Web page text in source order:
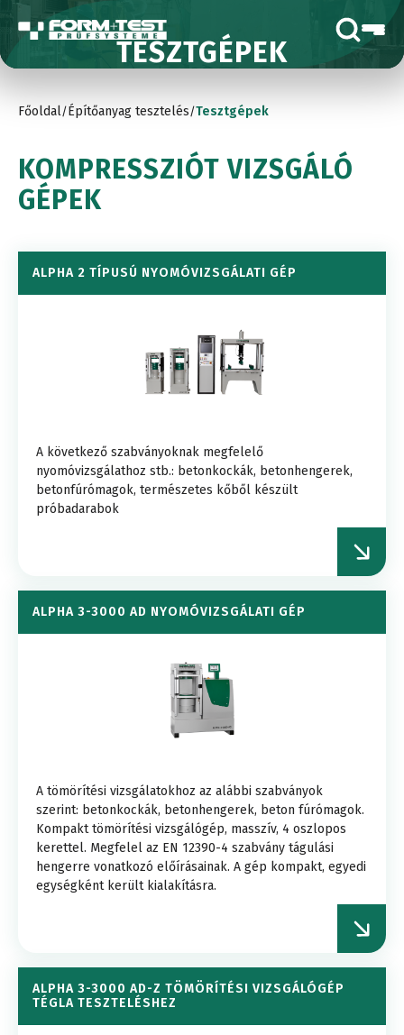
TESZTGÉPEK
Főoldal/Építőanyag tesztelés /Tesztgépek
KOMPRESSZIÓT VIZSGÁLÓ
GÉPEK
ALPHA 2 TÍPUSÚ NYOMÓVIZSGÁLATI GÉP
A következő szabványoknak megfelelő
nyomóvizsgálathoz stb.: betonkockák, betonhengerek,
betonfúrómagok, természetes kőből készült
próbadarabok
ALPHA 3-3000 AD NYOMÓVIZSGÁLATI GÉP
A tömörítési vizsgálatokhoz az alábbi szabványok
szerint: betonkockák, betonhengerek, beton fúrómagok.
Kompakt tömörítési vizsgálógép, masszív, 4 oszlopos
kerettel. Megfelel az EN 12390-4 szabvány tágulási
hengerre vonatkozó előírásainak. A gép kompakt, egyedi
egységként került kialakításra.
ALPHA 3-3000 AD-Z TÖMÖRÍTÉSI VIZSGÁLÓGÉP
TÉGLA TESZTELÉSHEZ